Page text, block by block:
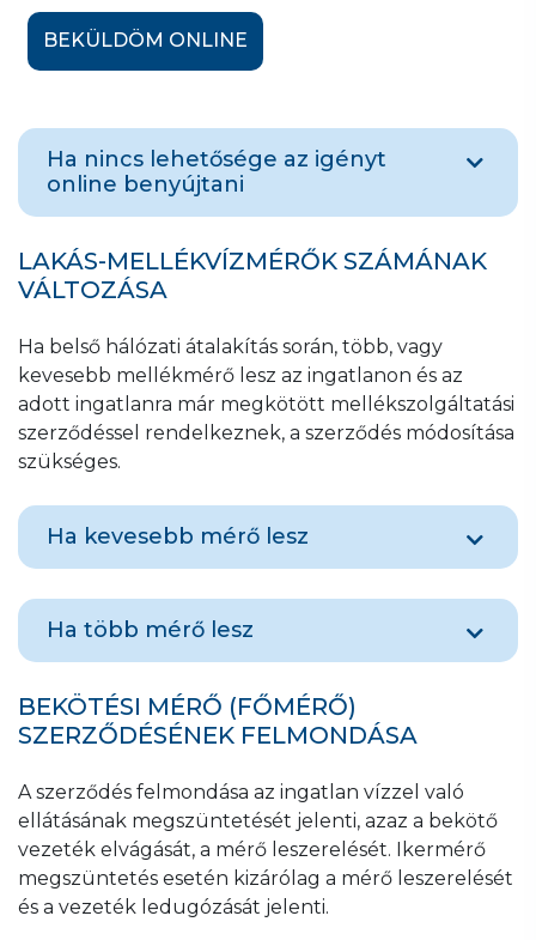
BEKÜLDÖM ONLINE
Ha nincs lehetősége az igényt
online benyújtani
AKérelem mellékszolgáltatási szerződés
megszüntetésére című nyomtatvány
a felhasználónak hiánytalanul kitöltve az
ügyfélszolgálati elérhetőségeink egyikén
(melyekről erre a linkre kattintva
tájékozódhat) kell eljuttatnia társaságunk
részére
LAKÁS-MELLÉKVÍZMÉRŐK SZÁMÁNAK
VÁLTOZÁSA
Ha belső hálózati átalakítás során, több, vagy
kevesebb mellékmérő lesz az ingatlanon és az
adott ingatlanra már megkötött mellékszolgáltatási
szerződéssel rendelkeznek, a szerződés módosítása
szükséges.
Ha kevesebb mérő lesz
Ha egy, vagy több mérő megszűnik, ezáltal a
felhasználási helyen belül a mellékvízmérők
száma csökken a korábban már jóváhagyott
törlést kell igényelni. Ennek elbírálásához új
vázlatrajz beadása szükséges.
A vázlatrajzot egyszerű szabadkézi rajzként
Ön is elkészítheti, nem igényel szakértői
közreműködést, nem szükséges külön
díjazásért megbíznia vele szakembert (pl.
tervezőt, vízvezeték-szerelőt).
Ha több mérő lesz
Mérő darabszám növekedése esetén
Igénybejelentő lakás-mellékmérő
számlázásba vételéhez nyomtatvány kitöltése
és beküldése szükséges, melyet erről a linkről
érhet el.
A nyomtatványt legegyszerűbben online
csatolmányként tudja számunkra elküldeni
az Üzenetküldés menüponton, ide kattintva
BEKÖTÉSI MÉRŐ (FŐMÉRŐ)
SZERZŐDÉSÉNEK FELMONDÁSA
A szerződés felmondása az ingatlan vízzel való
ellátásának megszüntetését jelenti, azaz a bekötő
vezeték elvágását, a mérő leszerelését. Ikermérő
megszüntetés esetén kizárólag a mérő leszerelését
és a vezeték ledugózását jelenti.